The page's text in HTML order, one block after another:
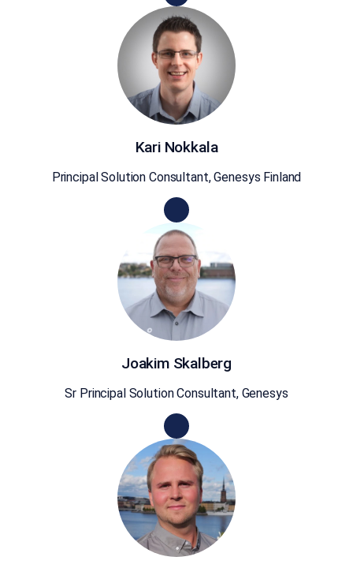
Kari Nokkala
Principal Solution Consultant, Genesys Finland
Joakim Skalberg
Sr Principal Solution Consultant, Genesys